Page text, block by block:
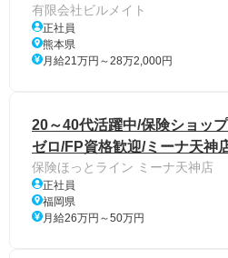
有限会社ビルメイト
正社員
熊本県
月給21万円～28万2,000円
20～40代活躍中/保険ショッ
ゼロ/FP資格歓迎/ミーナ天神
保険ほっとライン ミーナ天神店
正社員
福岡県
月給26万円～50万円